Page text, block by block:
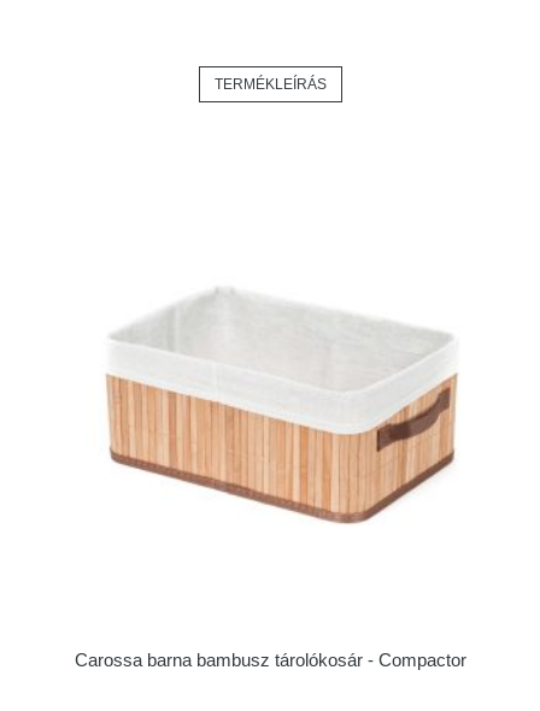
TERMÉKLEÍRÁS
Carossa barna bambusz tárolókosár - Compactor